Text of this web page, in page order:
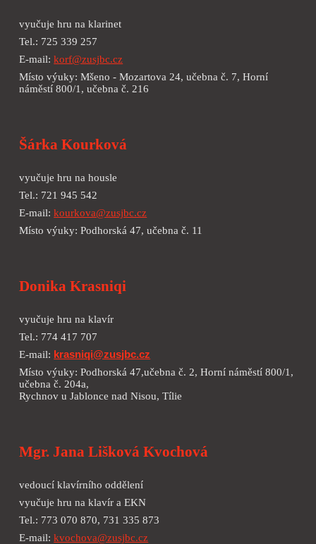
vyučuje hru naklarinet
Tel.: 725 339 257
E-mail:korf@zusjbc.cz
Místo výuky: Mšeno - Mozartova 24, učebna č. 7,Horní
náměstí 800/1, učebna č. 216
Šárka Kourková
vyučuje hru na housle
Tel.: 721 945 542
E-mail:kourkova@zusjbc.cz
Místo výuky: Podhorská 47, učebna č. 11
Donika Krasniqi
vyučuje hru na klavír
Tel.: 774 417 707
E-mail: krasniqi@zusjbc.cz
Místo výuky: Podhorská 47,učebna č. 2, Horní náměstí 800/1,
učebna č. 204a,
Rychnov u Jablonce nad Nisou, Tílie
Mgr. Jana Lišková Kvochová
vedoucí klavírního oddělení
vyučuje hru na klavír a EKN
Tel.: 773 070 870, 731 335 873
E-mail:kvochova@zusjbc.cz